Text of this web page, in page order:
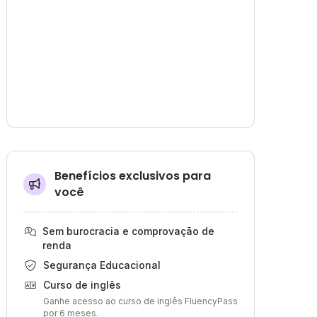
Benefícios exclusivos para
você
Sem burocracia e comprovação de
renda
Segurança Educacional
Curso de inglês
Ganhe acesso ao curso de inglês FluencyPass
por 6 meses.